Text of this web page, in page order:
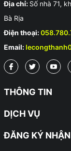
Địa chỉ: Số nhà 71,
Bà Rịa
Điện thoại:
Email:
THÔNG TIN
DỊCH VỤ
ĐĂNG KÝ